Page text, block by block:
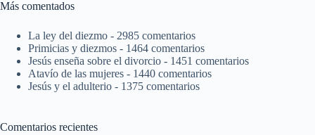
Más comentados
La ley del diezmo - 2985 comentarios
Primicias y diezmos - 1464 comentarios
Jesús enseña sobre el divorcio - 1451 comentarios
Atavío de las mujeres - 1440 comentarios
Jesús y el adulterio - 1375 comentarios
Comentarios recientes